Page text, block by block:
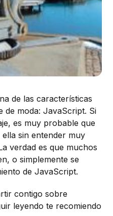
de las características
de moda: JavaScript. Si
es muy probable que
sin entender muy
verdad es que muchos
o simplemente se
de JavaScript.
contigo sobre
leyendo te recomiendo